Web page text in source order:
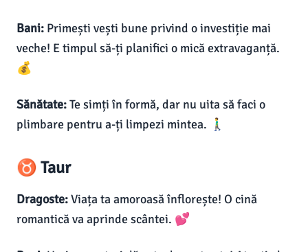
Bani: Primești vești bune privind o investiție mai
veche! E timpul să-ți planifici o mică extravaganță.
💰
Sănătate:Te simți în formă, dar nu uita să faci o
plimbare pentru a-ți limpezi mintea. 🚶‍♂️
♉ Taur
Dragoste:Viața ta amoroasă înflorește! O cină
romantică va aprinde scântei. 💕